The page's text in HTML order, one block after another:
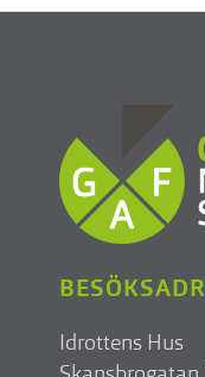
Idrottens Hus